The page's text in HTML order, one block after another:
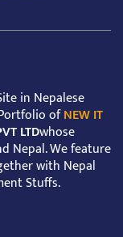
in Nepalese
ofNEW IT
LTDwhose
Nepal. We feature
with Nepal
Stuffs.